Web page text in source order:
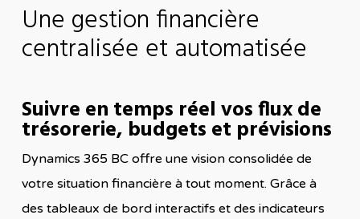
Une gestion financière
centralisée et automatisée
Suivre en temps réel vos flux de
trésorerie, budgets et prévisions
Dynamics 365 BC offre une vision consolidée de
votre situation financière à tout moment. Grâce à
des tableaux de bord interactifs et des indicateurs